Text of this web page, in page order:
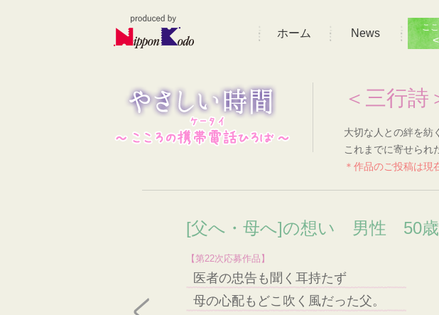
ホーム News こ
＜三行詩
大切な人との絆を紡
これまでに寄せられ
＊作品のご投稿は現
[父へ・母へ]の想い 男性 50
【第22次応募作品】
医者の忠告も聞く耳持たず
母の心配もどこ吹く風だった父。